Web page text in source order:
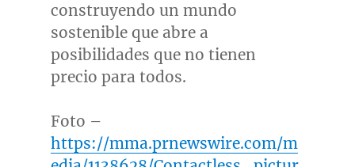
construyendo un mundo
sostenible que abre a
posibilidades que no tienen
precio para todos.
Foto –
https://mma.prnewswire.com/m